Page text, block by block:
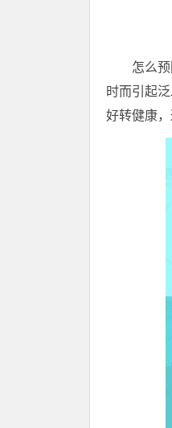
怎么预防
时而引起
好转健康